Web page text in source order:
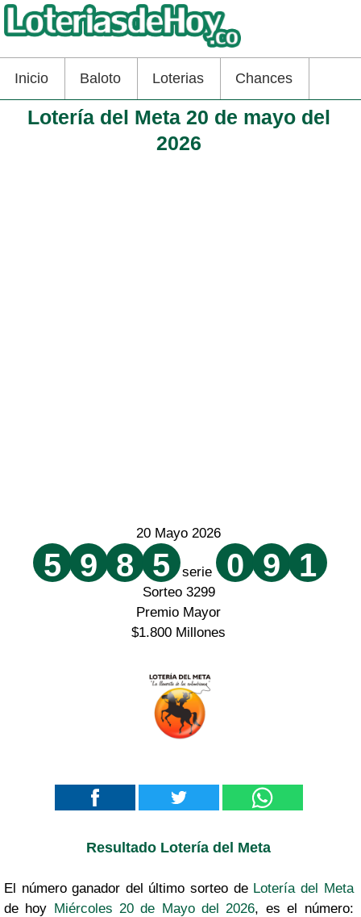
Inicio Baloto Loterias Chances
Lotería del Meta 20 de mayo del
2026
20 Mayo 2026
5 9 8 5 serie 0 9 1
Sorteo 3299
Premio Mayor
$1.800 Millones
Resultado Lotería del Meta
El número ganador del último sorteo de Lotería del Meta
de hoy Miércoles 20 de Mayo del 2026, es el número: